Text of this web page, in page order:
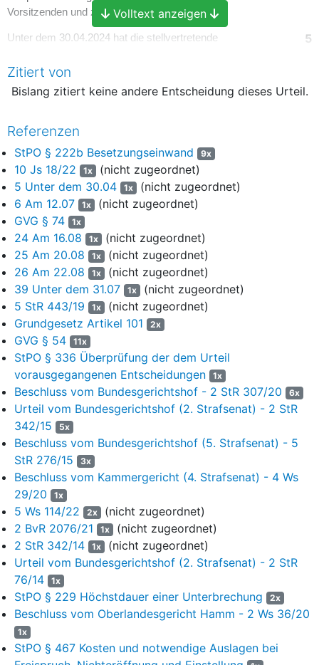
Vorsitzenden und zwei Schöffen besetzt ist.
5
Unter dem 30.04.2024 hat die stellvertretende
Zeitraum vom 13.08.2024 bis zum 20.12.2024 bestimmt und
die Hinzuziehung zweier Ergänzungsschöffen verfügt.
Besetzungsmitteilung der Kammervorsitzenden zugegangen,
ist:
„Vorsitzende Richterin am Landgericht P.
als Vorsitzende
Richterin am Landgericht Dr. N.
Richterin am Landgericht E.
als beisitzende Richterinnen
Schöffe 1: T. I. R. C., Angestellter öffentlicher Dienst,
IT
Schöffe 2: F. V., Lehrerin
14
Ergänzungsschöffe/n: S. U., Rentnerin
Ergänzungsschöffe/n: Z. W., Projektleiter“
Mit bei dem Landgericht am selben Tag eingegangenem
Schriftsatz vom 19.07.2024 hat die Verteidigung eine
vorschriftswidrige Besetzung des Gerichts gerügt.
Darin beanstandet sie zum einen eine fehlerhafte Zuweisung
der Sache an die 20. große Strafkammer als Spruchkörper.
Insoweit führt sie aus, dass Fehler bei der Aufstellung und
Abänderung der Geschäftsverteilungspläne des Landgerichts
für die Jahre 2023 und 2024 beziehungsweise ein Verstoß
gegen das Konzentrationsgebot in Schwurgerichtssachen ( §
74 Abs. 2 S. 1 GVG
nicht abschließend beurteilt werden könne, da der Verteidigung
Einsicht in von ihr begehrte Unterlagen – namentlich sämtliche
unterjährigen Änderungsbeschlüsse betreffend die
Geschäftsverteilungspläne für die Jahre 2023 und 2024 –
Volltext anzeigen
Zitiert von
Bislang zitiert keine andere Entscheidung dieses Urteil.
Referenzen
StPO § 222b Besetzungseinwand 9x
10 Js 18/22 1x (nicht zugeordnet)
5 Unter dem 30.04
1x (nicht zugeordnet)
6 Am 12.07
1x (nicht zugeordnet)
GVG § 74
1x
24 Am 16.08 1x (nicht zugeordnet)
25 Am 20.08
1x (nicht zugeordnet)
26 Am 22.08
1x (nicht zugeordnet)
39 Unter dem 31.07
1x (nicht zugeordnet)
5 StR 443/19
1x (nicht zugeordnet)
Grundgesetz Artikel 101
2x
GVG § 54 11x
StPO § 336 Überprüfung der dem Urteil
vorausgegangenen Entscheidungen
1x
Beschluss vom Bundesgerichtshof - 2 StR 307/20 6x
Urteil vom Bundesgerichtshof (2. Strafsenat) - 2 StR
342/15
5x
Beschluss vom Bundesgerichtshof (5. Strafsenat) - 5
StR 276/15
3x
Beschluss vom Kammergericht (4. Strafsenat) - 4 Ws
29/20
1x
5 Ws 114/22 2x (nicht zugeordnet)
2 BvR 2076/21
1x (nicht zugeordnet)
2 StR 342/14
1x (nicht zugeordnet)
Urteil vom Bundesgerichtshof (2. Strafsenat) - 2 StR
76/14
1x
StPO § 229 Höchstdauer einer Unterbrechung 2x
Beschluss vom Oberlandesgericht Hamm - 2 Ws 36/20
1x
StPO § 467 Kosten und notwendige Auslagen bei